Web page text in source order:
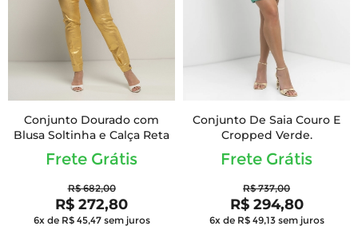
Conjunto Dourado com
Blusa Soltinha e Calça Reta
Frete Grátis
R$ 682,00
R$ 272,80
6x de R$ 45,47 sem juros
Conjunto De Saia Couro E
Cropped Verde.
Frete Grátis
R$ 737,00
R$ 294,80
6x de R$ 49,13 sem juros